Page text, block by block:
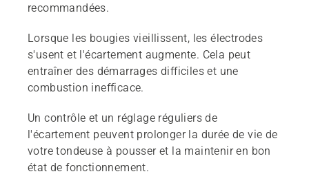
recommandées.
Lorsque les bougies vieillissent, les électrodes
s'usent et l'écartement augmente. Cela peut
entraîner des démarrages difficiles et une
combustion inefficace.
Un contrôle et un réglage réguliers de
l'écartement peuvent prolonger la durée de vie de
votre tondeuse à pousser et la maintenir en bon
état de fonctionnement.